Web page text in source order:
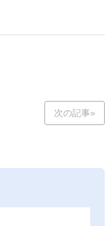
次の記事»